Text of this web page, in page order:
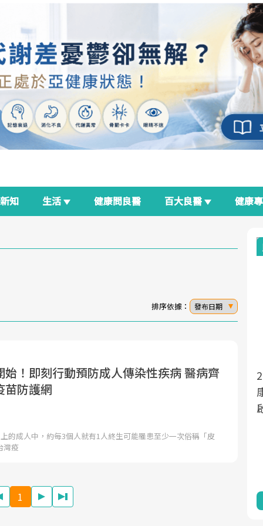
新知 生活 健康問良醫 百大良醫 健康
排序依據： 發布日期
始！即刻行動預防成人傳染性疾病 醫病齊
苗防護網
的成人中，約每3個人就有1人終生可能罹患至少一次俗稱「皮
灣疫
1
面對超高齡社會的浪潮，台灣正在快速邁
向「健康照護」的新時代。隨著國家政策
心議題。然而，健檢不只是醫療院所的服
良醫生活祭
2025年，就到良醫生活祭
康新生活」，從講座、體